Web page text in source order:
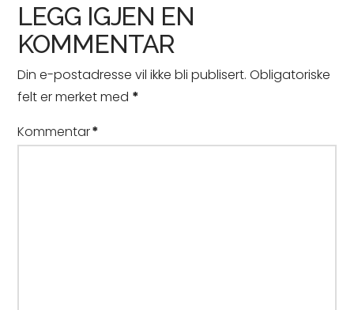
LEGG IGJEN EN
KOMMENTAR
Din e-postadresse vil ikke bli publisert. Obligatoriske
felt er merket med *
Kommentar*